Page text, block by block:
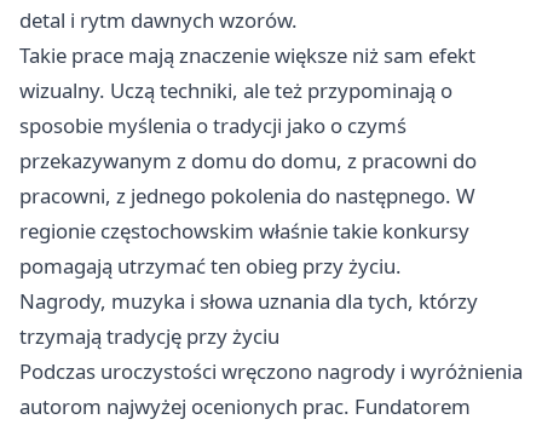
detal i rytm dawnych wzorów.
Takie prace mają znaczenie większe niż sam efekt
wizualny. Uczą techniki, ale też przypominają o
sposobie myślenia o tradycji jako o czymś
przekazywanym z domu do domu, z pracowni do
pracowni, z jednego pokolenia do następnego. W
regionie częstochowskim właśnie takie konkursy
pomagają utrzymać ten obieg przy życiu.
Nagrody, muzyka i słowa uznania dla tych, którzy
trzymają tradycję przy życiu
Podczas uroczystości wręczono nagrody i wyróżnienia
autorom najwyżej ocenionych prac. Fundatorem